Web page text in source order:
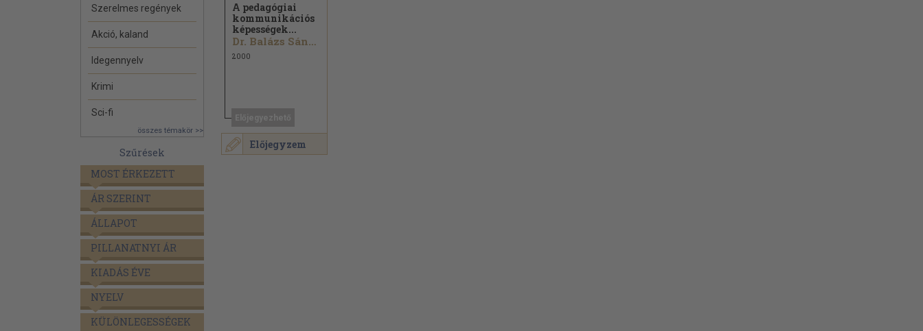
Szerelmes regények
Akció, kaland
Idegennyelv
Krimi
Sci-fi
összes témakör >>
Szűrések
MOST ÉRKEZETT
ÁR SZERINT
ÁLLAPOT
PILLANATNYI ÁR
KIADÁS ÉVE
NYELV
KÜLÖNLEGESSÉGEK
Előjegyzem
A pedagógiai
kommunikációs
képességek...
Dr. Balázs Sándor...
2000